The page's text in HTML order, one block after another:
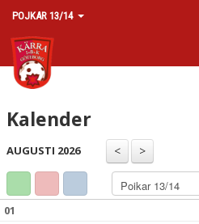
POJKAR 13/14
HEM
NYHETER
KALENDER
Kalender
AUGUSTI 2026
01